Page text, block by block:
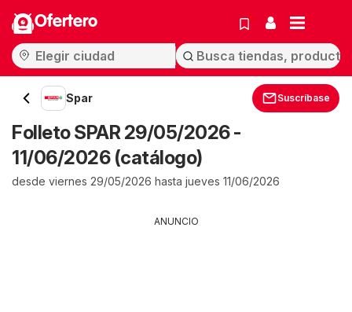
Ofertero
Spar Suscríbase
Folleto SPAR 29/05/2026 -
11/06/2026 (catálogo)
desde viernes 29/05/2026 hasta jueves 11/06/2026
ANUNCIO